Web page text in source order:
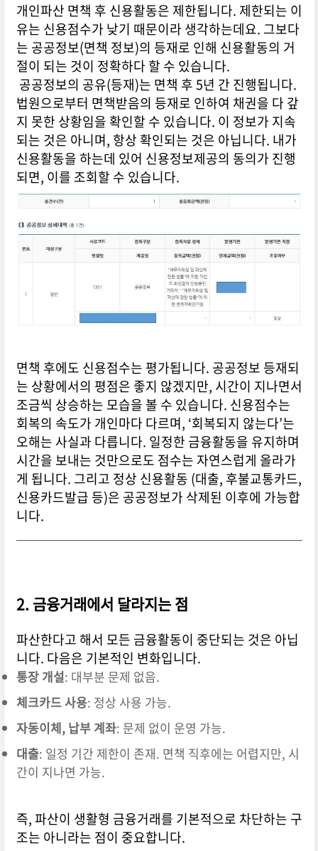
개인파산 면책 후 신용활동은 제한됩니다. 제한되는 이
유는 신용점수가 낮기 때문이라 생각하는데요. 그보다
는 공공정보(면책 정보)의 등재로 인해 신용활동의 거
절이 되는 것이 정확하다 할 수 있습니다.
공공정보의 공유(등재)는 면책 후 5년 간 진행됩니다.
법원으로부터 면책받음의 등재로 인하여 채권을 다 갚
지 못한 상황임을 확인할 수 있습니다. 이 정보가 지속
되는 것은 아니며, 항상 확인되는 것은 아닙니다. 내가
신용활동을 하는데 있어 신용정보제공의 동의가 진행
되면, 이를 조회할 수 있습니다.
면책 후에도 신용점수는 평가됩니다. 공공정보 등재되
는 상황에서의 평점은 좋지 않겠지만, 시간이 지나면서
조금씩 상승하는 모습을 볼 수 있습니다. 신용점수는
회복의 속도가 개인마다 다르며, ‘회복되지 않는다’는
오해는 사실과 다릅니다. 일정한 금융활동을 유지하며
시간을 보내는 것만으로도 점수는 자연스럽게 올라가
게 됩니다. 그리고 정상 신용활동 (대출, 후불교통카드,
신용카드발급 등)은 공공정보가 삭제된 이후에 가능합
니다.
2. 금융거래에서 달라지는 점
파산한다고 해서 모든 금융활동이 중단되는 것은 아닙
니다. 다음은 기본적인 변화입니다.
통장 개설: 대부분 문제 없음.
체크카드 사용: 정상 사용 가능.
자동이체, 납부 계좌: 문제 없이 운영 가능.
대출: 일정 기간 제한이 존재. 면책 직후에는 어렵지만, 시
간이 지나면 가능.
즉, 파산이 생활형 금융거래를 기본적으로 차단하는 구
조는 아니라는 점이 중요합니다.